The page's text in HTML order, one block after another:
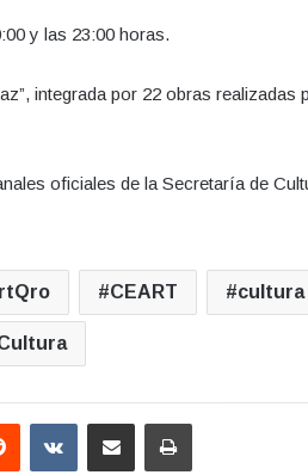
y las 23:00 horas.
integrada por 22 obras realizadas
oficiales de la Secretaría de
CEART cultura
Reddit VKontakteCompartir por correo electrónicoImprimir